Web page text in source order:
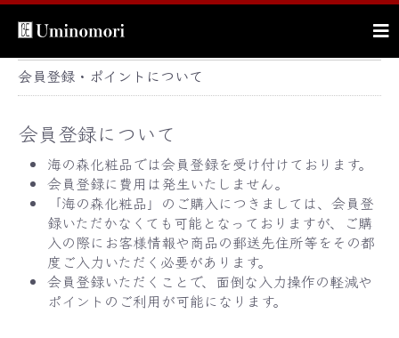
会員登録・ポイントについて
会員登録について
海の森化粧品では会員登録を受け付けております。
会員登録に費用は発生いたしません。
「海の森化粧品」のご購入につきましては、会員登
録いただかなくても可能となっておりますが、ご購
入の際にお客様情報や商品の郵送先住所等をその都
度ご入力いただく必要があります。
会員登録いただくことで、面倒な入力操作の軽減や
ポイントのご利用が可能になります。